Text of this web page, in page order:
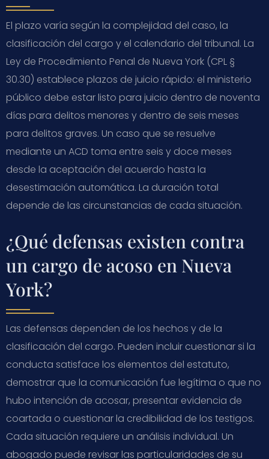
El plazo varía según la complejidad del caso, la
clasificación del cargo y el calendario del tribunal. La
Ley de Procedimiento Penal de Nueva York (CPL §
30.30) establece plazos de juicio rápido: el ministerio
público debe estar listo para juicio dentro de noventa
días para delitos menores y dentro de seis meses
para delitos graves. Un caso que se resuelve
mediante un ACD toma entre seis y doce meses
desde la aceptación del acuerdo hasta la
desestimación automática. La duración total
depende de las circunstancias de cada situación.
¿Qué defensas existen contra
un cargo de acoso en Nueva
York?
Las defensas dependen de los hechos y de la
clasificación del cargo. Pueden incluir cuestionar si la
conducta satisface los elementos del estatuto,
demostrar que la comunicación fue legítima o que no
hubo intención de acosar, presentar evidencia de
coartada o cuestionar la credibilidad de los testigos.
Cada situación requiere un análisis individual. Un
abogado puede revisar las particularidades de su